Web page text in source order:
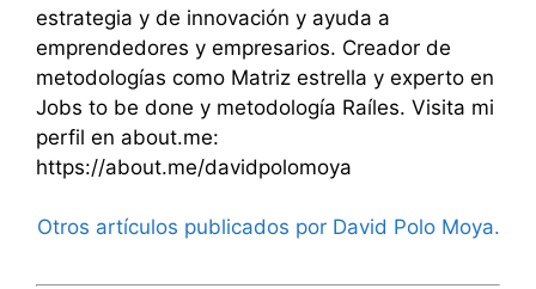
estrategia y de innovación y ayuda a
emprendedores y empresarios. Creador de
metodologías como Matriz estrella y experto en
Jobs to be done y metodología Raíles. Visita mi
perfil en about.me:
https://about.me/davidpolomoya
Otros artículos publicados por David Polo Moya.